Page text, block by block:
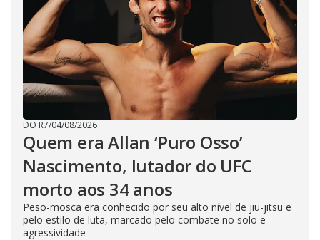
DO R7/04/08/2026
Quem era Allan ‘Puro Osso’
Nascimento, lutador do UFC
morto aos 34 anos
Peso-mosca era conhecido por seu alto nível de jiu-jitsu e
pelo estilo de luta, marcado pelo combate no solo e
agressividade